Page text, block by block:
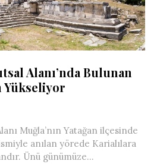
Alanı’nda Bulunan
Yükseliyor
Muğla’nın Yatağan ilçesinde
anılan yörede Karialılara
Ünü günümüze...